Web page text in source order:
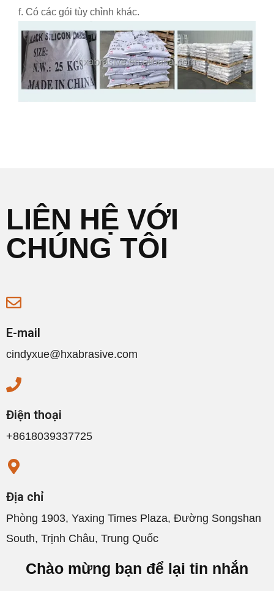
f. Có các gói tùy chỉnh khác.
LIÊN HỆ VỚI
CHÚNG TÔI
E-mail
cindyxue@hxabrasive.com
Điện thoại
+8618039337725
Địa chỉ
Phòng 1903, Yaxing Times Plaza, Đường Songshan
South, Trịnh Châu, Trung Quốc
Chào mừng bạn để lại tin nhắn